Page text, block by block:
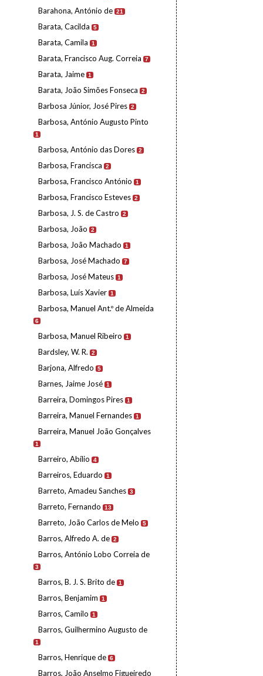
Barahona, António de 21
Barata, Cacilda 5
Barata, Camila 1
Barata, Francisco Aug. Correia 7
Barata, Jaime 1
Barata, João Simões Fonseca 2
Barbosa Júnior, José Pires 2
Barbosa, António Augusto Pinto
1
Barbosa, António das Dores 2
Barbosa, Francisca 2
Barbosa, Francisco António 1
Barbosa, Francisco Esteves 2
Barbosa, J. S. de Castro 2
Barbosa, João 2
Barbosa, João Machado 1
Barbosa, José Machado 7
Barbosa, José Mateus 1
Barbosa, Luís Xavier 1
Barbosa, Manuel Ant.º de Almeida
6
Barbosa, Manuel Ribeiro 1
Bardsley, W. R. 2
Barjona, Alfredo 5
Barnes, Jaime José 1
Barreira, Domingos Pires 1
Barreira, Manuel Fernandes 1
Barreira, Manuel João Gonçalves
1
Barreiro, Abílio 4
Barreiros, Eduardo 1
Barreto, Amadeu Sanches 3
Barreto, Fernando 13
Barreto, João Carlos de Melo 5
Barros, Alfredo A. de 2
Barros, António Lobo Correia de
3
Barros, B. J. S. Brito de 1
Barros, Benjamim 1
Barros, Camilo 1
Barros, Guilhermino Augusto de
1
Barros, Henrique de 6
Barros, João Anselmo Figueiredo